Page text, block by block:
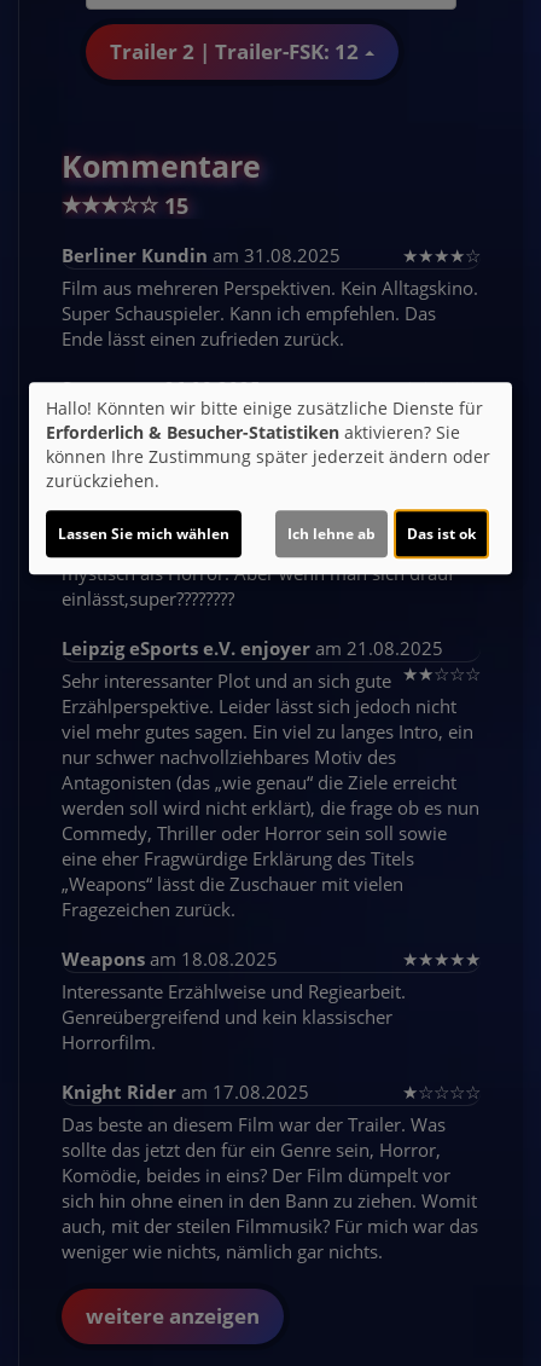
Trailer 2 | Trailer-FSK: 12
Kommentare
★★★☆☆ 15
Berliner Kundin am 31.08.2025 ★★★★☆
Film aus mehreren Perspektiven. Kein Alltagskino.
Super Schauspieler. Kann ich empfehlen. Das
Ende lässt einen zufrieden zurück.
Svenneam 26.08.2025 ★★★★★
Super Film. Man muss tief in den Film eintauchen
können um ihn wirklich zu genießen.
Popcornfresser die über ne Stunde Nachos und
noch ihren Müll am Platz verstreut lassen wie die
letzten Assis. Aber der Film ist echt toll. Eher
mystisch als Horror. Aber wenn man sich drauf
einlässt,super????????
Leipzig eSports e.V. enjoyer am 21.08.2025
★★☆☆☆
Sehr interessanter Plot und an sich gute
Erzählperspektive. Leider lässt sich jedoch nicht
viel mehr gutes sagen. Ein viel zu langes Intro, ein
nur schwer nachvollziehbares Motiv des
Antagonisten (das „wie genau“ die Ziele erreicht
werden soll wird nicht erklärt), die frage ob es nun
Commedy, Thriller oder Horror sein soll sowie
eine eher Fragwürdige Erklärung des Titels
„Weapons“ lässt die Zuschauer mit vielen
Fragezeichen zurück.
Weapons am 18.08.2025 ★★★★★
Interessante Erzählweise und Regiearbeit.
Genreübergreifend und kein klassischer
Horrorfilm.
Knight Rider am 17.08.2025 ★☆☆☆☆
Das beste an diesem Film war der Trailer. Was
sollte das jetzt den für ein Genre sein, Horror,
Komödie, beides in eins? Der Film dümpelt vor
sich hin ohne einen in den Bann zu ziehen. Womit
auch, mit der steilen Filmmusik? Für mich war das
weniger wie nichts, nämlich gar nichts.
weitere anzeigen
Hallo! Könnten wir bitte einige zusätzliche Dienste für
Erforderlich & Besucher-Statistiken aktivieren? Sie
können Ihre Zustimmung später jederzeit ändern oder
zurückziehen.
Lassen Sie mich wählen Ich lehne ab Das ist ok